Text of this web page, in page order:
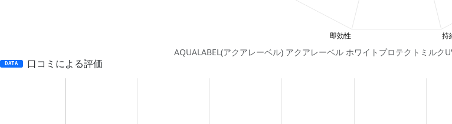
AQUALABEL(アクアレーベル) アクアレーベル ホワイトプロテクトミルク
DATA 口コミによる評価